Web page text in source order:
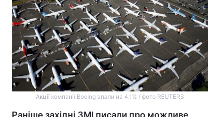
Акції компанії Boeing впали на 4,1% / фото REUTERS
Раніше західні ЗМІ писали про можливе